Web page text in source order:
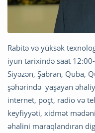
Rabitə və yüksək
iyun tarixində saat 12:00-
Siyəzən, Şabran, Quba,
şəhərində yaşayan
internet, poçt, radio və
keyfiyyəti, xidmət
əhalini maraqlandıran